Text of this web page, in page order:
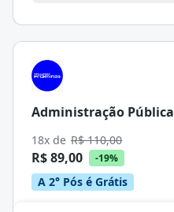
Administração Pública
18x de R$ 110,00
R$ 89,00 -19%
A 2° Pós é Grátis